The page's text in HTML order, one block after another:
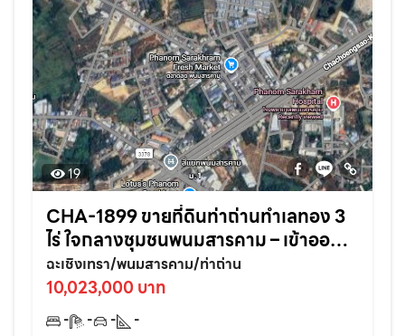
19
CHA-1899 ขายที่ดินท่าถ่านทำเลทอง 3
ไร่ ใจกลางชุมชนพนมสารคาม – เข้าออก
สะดวก ใกล้ถนนใหญ่3076เพียง 70 เมตร
จ.ฉะเชิงเทรา
ฉะเชิงเทรา/พนมสารคาม/ท่าถ่าน
10,023,000 บาท
- - -
-